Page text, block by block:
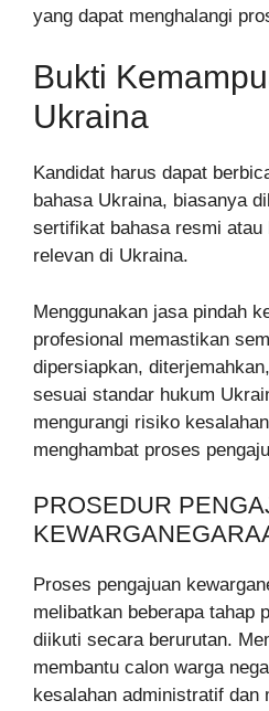
yang dapat menghalangi
Bukti
Ukraina
Kandidat harus dapat
bahasa Ukraina, biasanya
sertifikat bahasa resmi atau
relevan di Ukraina.
Menggunakan jasa pindah
profesional memastikan
dipersiapkan,
sesuai standar hukum
mengurangi risiko
menghambat proses
PROSEDUR
Proses pengajuan
melibatkan beberapa tahap
diikuti secara berurutan.
membantu calon warga
kesalahan administratif dan